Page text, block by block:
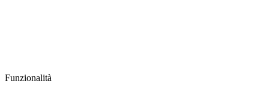
Funzionalità